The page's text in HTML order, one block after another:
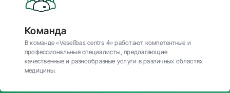
Команда
В команде «Veselības centrs 4» работают компетентные и
профессиональные специалисты, предлагающие
качественные и разнообразные услуги в различных областях
медицины.